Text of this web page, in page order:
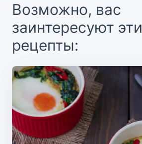
Возможно, вас
заинтересуют эти
рецепты: